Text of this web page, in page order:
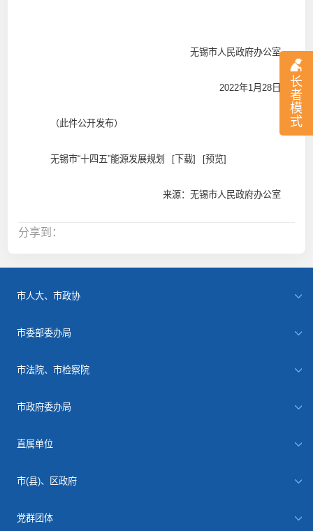
长
者
模
式
无锡市人民政府办公室
2022年1月28日
（此件公开发布）
无锡市“十四五”能源发展规划 [下载] [预览]
来源：无锡市人民政府办公室
分享到：
市人大、市政协
市委部委办局
市法院、市检察院
市政府委办局
直属单位
市(县)、区政府
党群团体